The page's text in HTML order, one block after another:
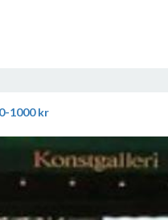
1000 kr